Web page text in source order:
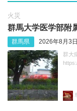
火災
群馬大学医学部附
群馬県 2026年8月3
群大